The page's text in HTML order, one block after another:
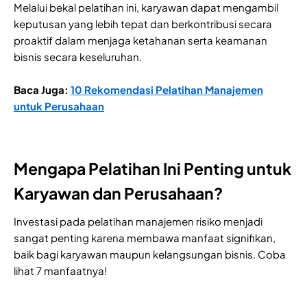
Melalui bekal pelatihan ini, karyawan dapat mengambil
keputusan yang lebih tepat dan berkontribusi secara
proaktif dalam menjaga ketahanan serta keamanan
bisnis secara keseluruhan.
Baca Juga: 10 Rekomendasi Pelatihan Manajemen
untuk Perusahaan
Mengapa Pelatihan Ini Penting untuk
Karyawan dan Perusahaan?
Investasi pada pelatihan manajemen risiko menjadi
sangat penting karena membawa manfaat signifikan,
baik bagi karyawan maupun kelangsungan bisnis. Coba
lihat 7 manfaatnya!